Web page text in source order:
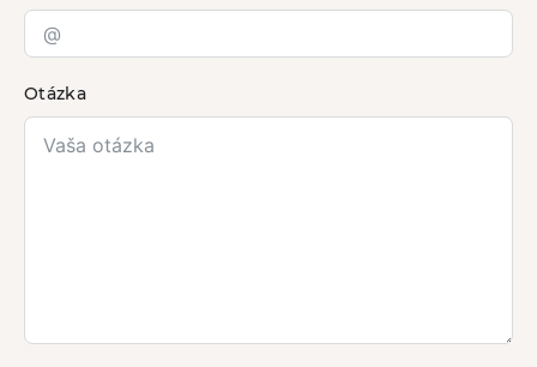
Otázka